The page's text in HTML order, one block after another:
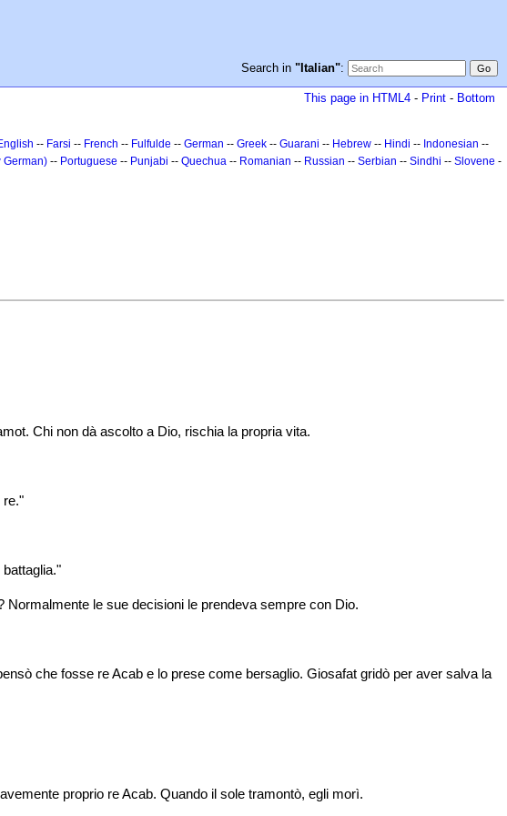
Search in "Italian":
This page in HTML4 - Print - Bottom
-- Farsi -- French -- Fulfulde -- German -- Greek -- Guarani -- Hebrew -- Hindi -- Indonesian --
German) -- Portuguese -- Punjabi -- Quechua -- Romanian -- Russian -- Serbian -- Sindhi -- Slovene -
Chi non dà ascolto a Dio, rischia la propria vita.
re."
le sue decisioni le prendeva sempre con Dio.
che fosse re Acab e lo prese come bersaglio. Giosafat gridò per aver salva la
proprio re Acab. Quando il sole tramontò, egli morì.